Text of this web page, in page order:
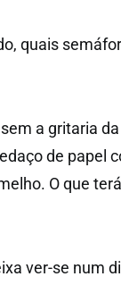
quais
a gritaria
de papel
O que
ver-se num